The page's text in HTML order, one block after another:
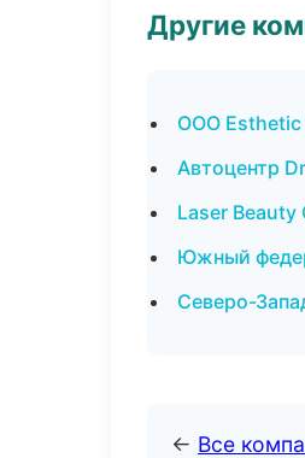
Другие
ООО Esthetic
Автоцентр
Laser
Южный
Северо-
← Все